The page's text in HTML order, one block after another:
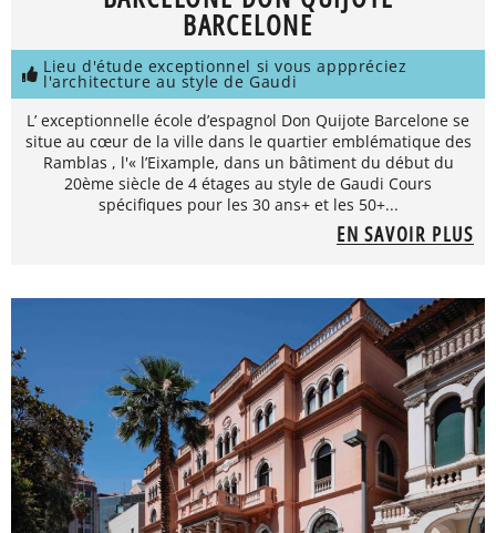
BARCELONE
Lieu d'étude exceptionnel si vous apppréciez
l'architecture au style de Gaudi
L’ exceptionnelle école d’espagnol Don Quijote Barcelone se
situe au cœur de la ville dans le quartier emblématique des
Ramblas , l'« l’Eixample, dans un bâtiment du début du
20ème siècle de 4 étages au style de Gaudi Cours
spécifiques pour les 30 ans+ et les 50+...
EN SAVOIR PLUS